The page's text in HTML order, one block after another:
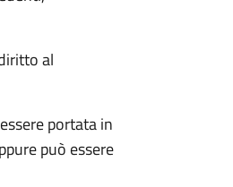
al
portata in
può essere